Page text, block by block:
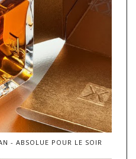
- ABSOLUE POUR LE SOIR